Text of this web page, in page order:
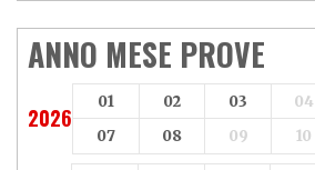
Aeon
Aspes
Axy
Baotian
ANNO MESE PROVE
2026
01 02 03 04
07
08 09 10